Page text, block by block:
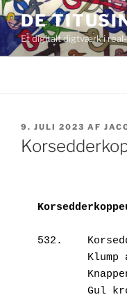
Videre
til
indhold
DE
Et digitalt digtværk i
UDGIVET
DEN
9. JULI 2023 AF
532.	Korsedderkoppens